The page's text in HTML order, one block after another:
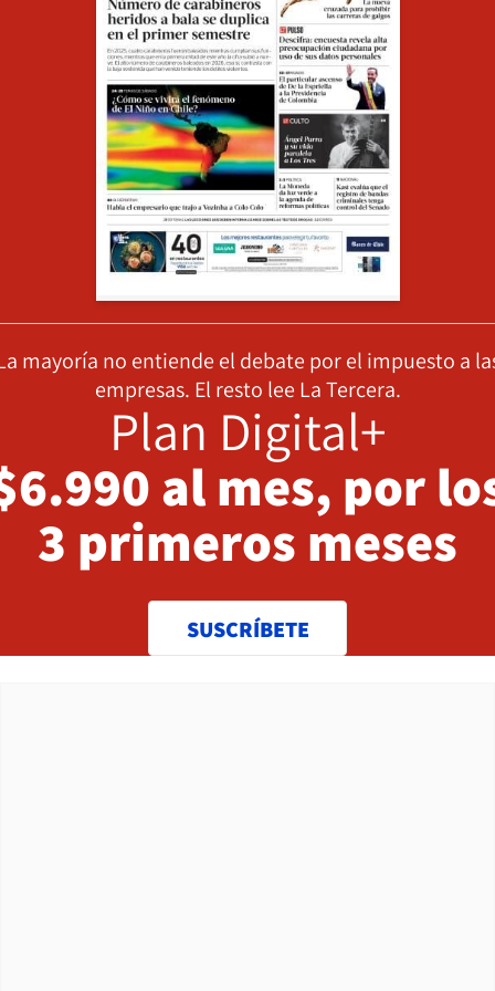
mayoría no entiende el debate por el impuesto a
empresas. El resto lee La Tercera.
Plan Digital+
al mes, por
3 primeros meses
SUSCRÍBETE